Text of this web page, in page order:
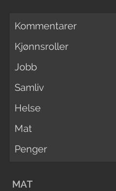
Kommentarer
Kjønnsroller
Jobb
Samliv
Helse
Mat
Penger
MAT